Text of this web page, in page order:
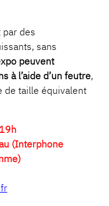
des
sans
peuvent
à l’aide d’un feutre,
de taille équivalent
(Interphone